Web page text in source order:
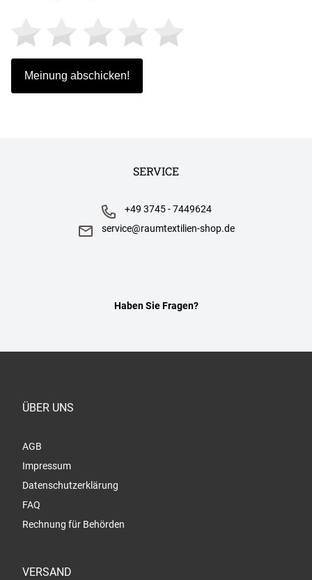
SERVICE
Haben Sie Fragen?
+49 3745 - 7449624
service@raumtextilien-shop.de
ÜBER UNS
AGB
Impressum
Datenschutzerklärung
FAQ
Rechnung für Behörden
VERSAND